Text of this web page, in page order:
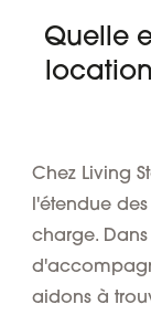
Quelle
Chez Living
l'étendue
charge.
aidons à